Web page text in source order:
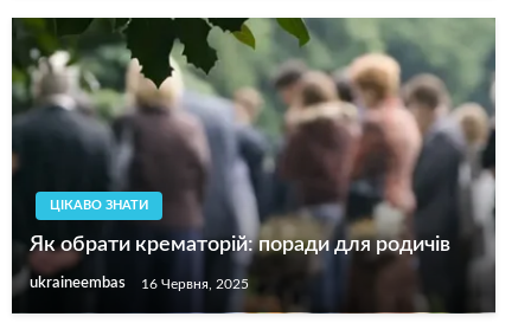
ЦІКАВО ЗНАТИ
Як обрати крематорій: поради для родичів
ukraineembas 16 Червня, 2025